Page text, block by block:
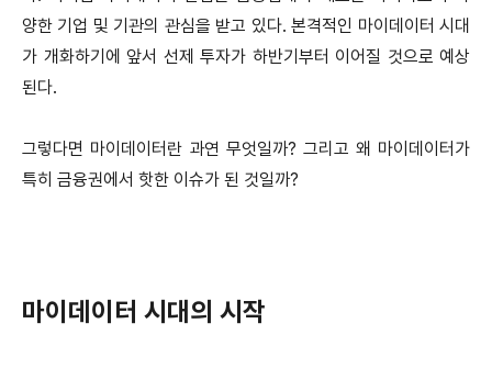
양한 기업 및 기관의 관심을 받고 있다. 본격적인 마이데이터 시대
가 개화하기에 앞서 선제 투자가 하반기부터 이어질 것으로 예상
된다.
그렇다면 마이데이터란 과연 무엇일까? 그리고 왜 마이데이터가
특히 금융권에서 핫한 이슈가 된 것일까?
마이데이터 시대의 시작